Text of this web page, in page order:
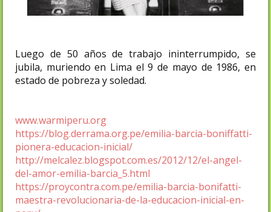
Luego de 50 años de trabajo ininterrumpido, se
jubila, muriendo en Lima el 9 de mayo de 1986, en
estado de pobreza y soledad.
www.warmiperu.org
https://blog.derrama.org.pe/emilia-barcia-boniffatti-
pionera-educacion-inicial/
http://melcalez.blogspot.com.es/2012/12/el-angel-
del-amor-emilia-barcia_5.html
https://proycontra.com.pe/emilia-barcia-bonifatti-
maestra-revolucionaria-de-la-educacion-inicial-en-